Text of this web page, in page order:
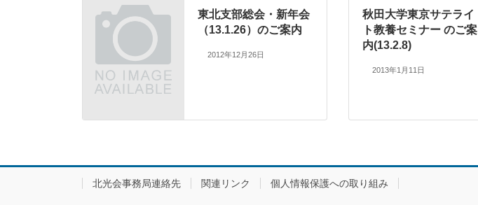
東北支部総会・新年会
（13.1.26）のご案内
2012年12月26日
秋田大学東京サテライ
ト教養セミナー のご案
内(13.2.8)
2013年1月11日
北光会事務局連絡先 関連リンク 個人情報保護への取り組み